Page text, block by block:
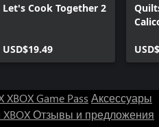
Let's Cook Together 2
USD$19.49
XBOX Game Pass Аксессуары
Отзывы и предложения